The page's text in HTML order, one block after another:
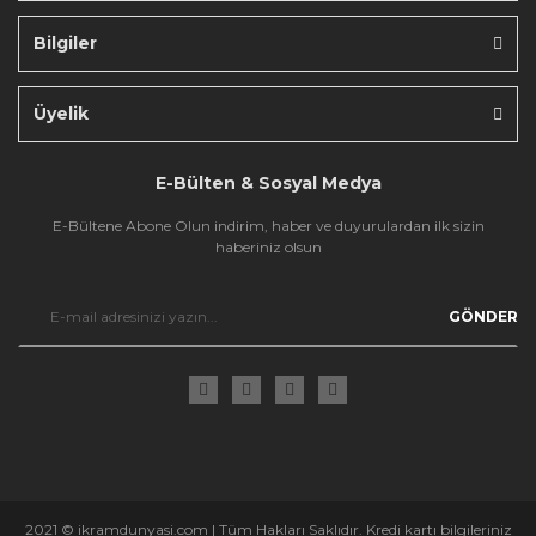
Bilgiler
Üyelik
E-Bülten & Sosyal Medya
E-Bültene Abone Olun indirim, haber ve duyurulardan ilk sizin
haberiniz olsun
GÖNDER
2021 © ikramdunyasi.com | Tüm Hakları Saklıdır. Kredi kartı bilgileriniz